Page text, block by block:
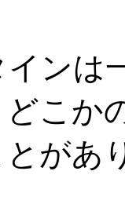
ンは
こか
があ